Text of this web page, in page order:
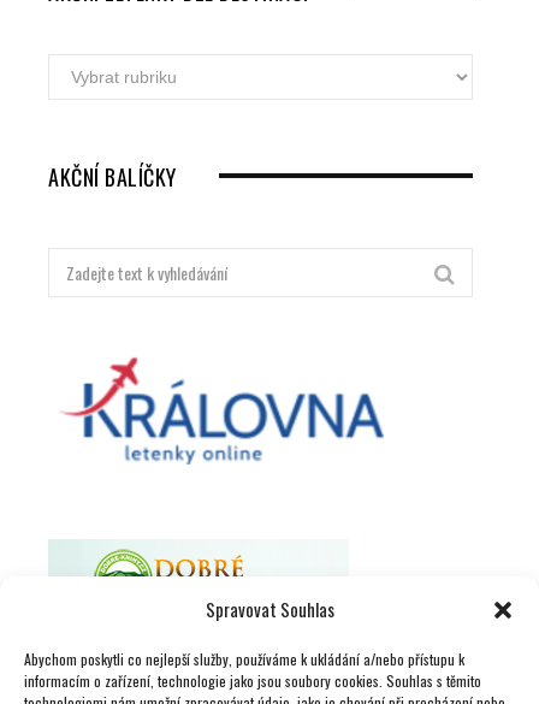
Spravovat Souhlas
Abychom poskytli co nejlepší služby, používáme k ukládání a/nebo přístupu k
informacím o zařízení, technologie jako jsou soubory cookies. Souhlas s těmito
Akční
letenky
destinací
AKČNÍ BALÍČKY
Hledat: